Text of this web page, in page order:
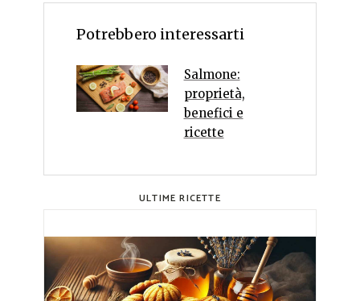
Potrebbero interessarti
Salmone:
proprietà,
benefici e
ricette
ULTIME RICETTE